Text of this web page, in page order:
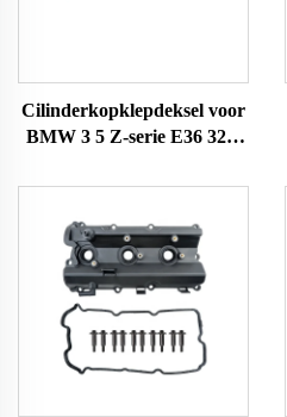
Cilinderkopklepdeksel voor
BMW 3 5 Z-serie E36 323i
E38 Z3 11121703341